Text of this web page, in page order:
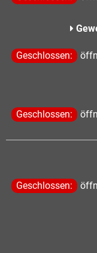
Klicken, um weitere
Geschlossen:
Klicken, um weitere
Geschlossen:
Klicken, um weitere
Geschlossen: